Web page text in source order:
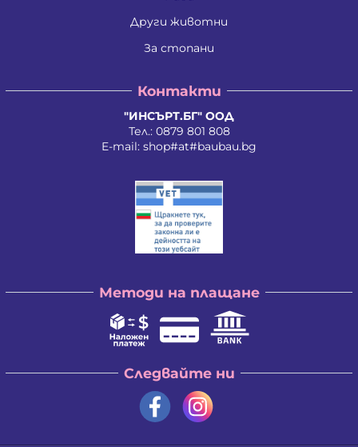
Други животни
За стопани
Контакти
"ИНСЪРТ.БГ" ООД
Тел.: 0879 801 808
E-mail: shop#at#baubau.bg
Методи на плащане
Следвайте ни